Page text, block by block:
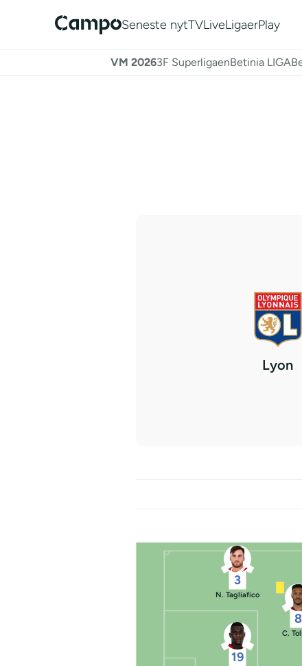
Seneste nytTVLiveLigaerPlay
VM 20263F SuperligaenBetinia LIGA
Lyon
3
N. Tagliafico
19
8
C.